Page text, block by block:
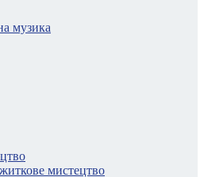
музика
мистецтво